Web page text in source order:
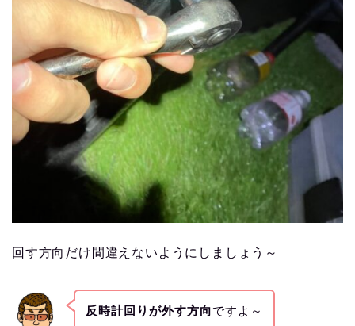
回す方向だけ間違えないようにしましょう～
反時計回りが外す方向ですよ～